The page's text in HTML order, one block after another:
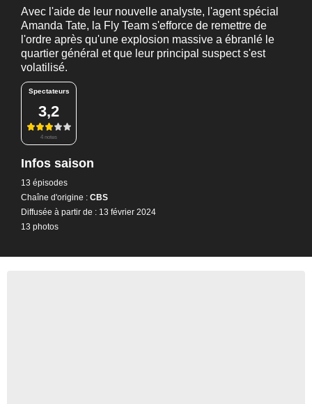
Avec l'aide de leur nouvelle analyste, l'agent spécial
Amanda Tate, la Fly Team s'efforce de remettre de
l'ordre après qu'une explosion massive a ébranlé le
quartier général et que leur principal suspect s'est
volatilisé.
Spectateurs
3,2
4 notes
Infos saison
13 épisodes
Chaîne d'origine : CBS
Diffusée à partir de : 13 février 2024
13 photos